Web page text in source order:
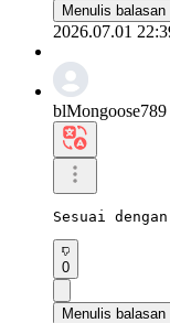
Menulis balasan
2026.07.01
blMongoose789
Sesuai
0
Menulis balasan